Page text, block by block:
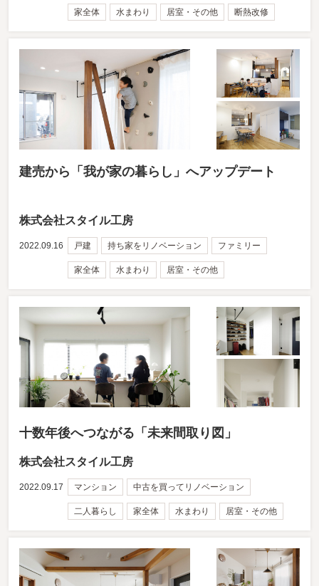
家全体 水まわり 居室・その他 断熱改修
建売から「我が家の暮らし」へアップデート
株式会社スタイル工房
2022.09.16 戸建 持ち家をリノベーション ファミリー
家全体 水まわり 居室・その他
十数年後へつながる「未来間取り図」
株式会社スタイル工房
2022.09.17 マンション 中古を買ってリノベーション
二人暮らし 家全体 水まわり 居室・その他